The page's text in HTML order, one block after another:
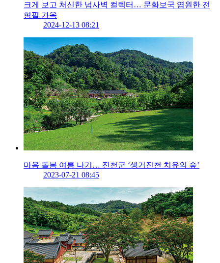
크게 보고 처신한 넘사벽 컬렉터… 문화보국 염원한 전
형필 가옥
2024-12-13 08:21
마음 돌봄 여름 나기… 진천군 ‘생거진천 치유의 숲’
2023-07-21 08:45